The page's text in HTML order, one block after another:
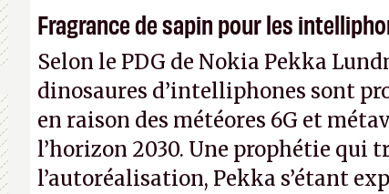
Fragrance de sapin pour les
Selon le PDG de Nokia Pekka
dinosaures d’intelliphones sont
en raison des météores 6G et
l’horizon 2030. Une prophétie qui
l’autoréalisation, Pekka s’étant